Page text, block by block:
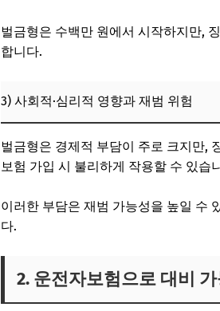
7. 자주 묻는 질문 (FAQ)
벌금형은 수백만 원에서 시작하지만,
합니다.
3) 사회적·심리적 영향과 재범 위험
벌금형은 경제적 부담이 주로 크지만,
보험 가입 시 불리하게 작용할 수 있습
이러한 부담은 재범 가능성을 높일 수
다.
2. 운전자보험으로 대비